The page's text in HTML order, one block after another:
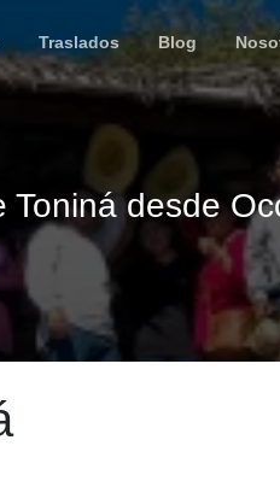
Traslados Blog
Toniná desde